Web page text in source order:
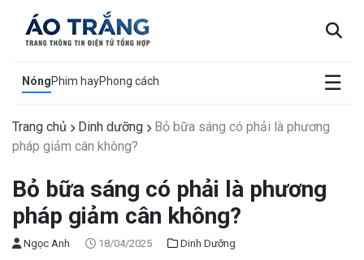
NóngPhim hayPhong cách ☰
×
Trang chủ Dinh dưỡng
Bỏ bữa sáng có phải là phương
pháp giảm cân không?
Bỏ bữa sáng có phải là phương
pháp giảm cân không?
Ngọc Anh 18/04/2025 Dinh Dưỡng